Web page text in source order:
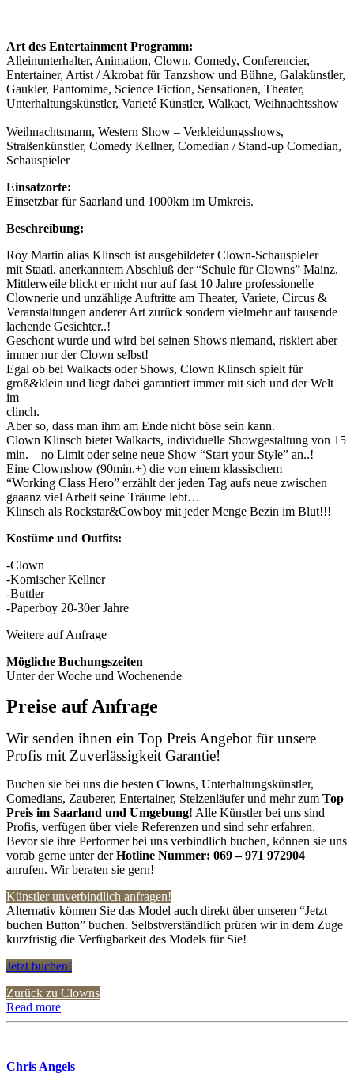
Art des Entertainment Programm:
Alleinunterhalter, Animation, Clown, Comedy, Conferencier,
Entertainer, Artist / Akrobat für Tanzshow und Bühne, Galakünstler,
Gaukler, Pantomime, Science Fiction, Sensationen, Theater,
Unterhaltungskünstler, Varieté Künstler, Walkact, Weihnachtsshow
–
Weihnachtsmann, Western Show – Verkleidungsshows,
Straßenkünstler, Comedy Kellner, Comedian / Stand-up Comedian,
Schauspieler
Einsatzorte:
Einsetzbar für Saarland und 1000km im Umkreis.
Beschreibung:
Roy Martin alias Klinsch ist ausgebildeter Clown-Schauspieler
mit Staatl. anerkanntem Abschluß der “Schule für Clowns” Mainz.
Mittlerweile blickt er nicht nur auf fast 10 Jahre professionelle
Clownerie und unzählige Auftritte am Theater, Variete, Circus &
Veranstaltungen anderer Art zurück sondern vielmehr auf tausende
lachende Gesichter..!
Geschont wurde und wird bei seinen Shows niemand, riskiert aber
immer nur der Clown selbst!
Egal ob bei Walkacts oder Shows, Clown Klinsch spielt für
groß&klein und liegt dabei garantiert immer mit sich und der Welt
im
clinch.
Aber so, dass man ihm am Ende nicht böse sein kann.
Clown Klinsch bietet Walkacts, individuelle Showgestaltung von 15
min. – no Limit oder seine neue Show “Start your Style” an..!
Eine Clownshow (90min.+) die von einem klassischem
“Working Class Hero” erzählt der jeden Tag aufs neue zwischen
gaaanz viel Arbeit seine Träume lebt…
Klinsch als Rockstar&Cowboy mit jeder Menge Bezin im Blut!!!
Kostüme und Outfits:
-Clown
-Komischer Kellner
-Buttler
-Paperboy 20-30er Jahre
Weitere auf Anfrage
Mögliche Buchungszeiten
Unter der Woche und Wochenende
Preise auf Anfrage
Wir senden ihnen ein Top Preis Angebot für unsere
Profis mit Zuverlässigkeit Garantie!
Buchen sie bei uns die besten Clowns, Unterhaltungskünstler,
Comedians, Zauberer, Entertainer, Stelzenläufer und mehr zum Top
Preis im Saarland und Umgebung! Alle Künstler bei uns sind
Profis, verfügen über viele Referenzen und sind sehr erfahren.
Bevor sie ihre Performer bei uns verbindlich buchen, können sie uns
vorab gerne unter derHotline Nummer: 069 – 971 972904
anrufen. Wir beraten sie gern!
Künstler unverbindlich anfragen!
Alternativ können Sie das Model auch direkt über unseren “Jetzt
buchen Button” buchen. Selbstverständlich prüfen wir in dem Zuge
kurzfristig die Verfügbarkeit des Models für Sie!
Jetzt buchen!
Zurück zu Clowns
Read more
Chris Angels